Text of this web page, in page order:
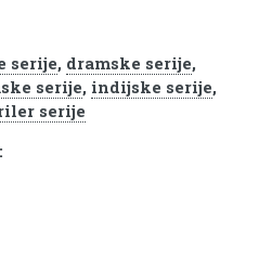
serije, dramske serije,
serije, indijske serije,
serije